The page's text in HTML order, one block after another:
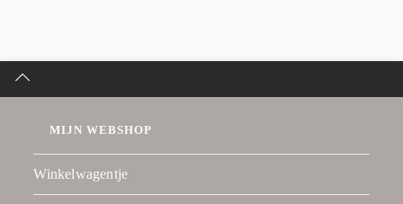
MIJN WEBSHOP
Winkelwagentje